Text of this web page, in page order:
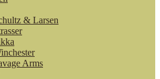
& Larsen
Arms